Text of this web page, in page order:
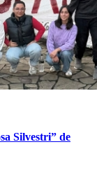
Silvestri” de